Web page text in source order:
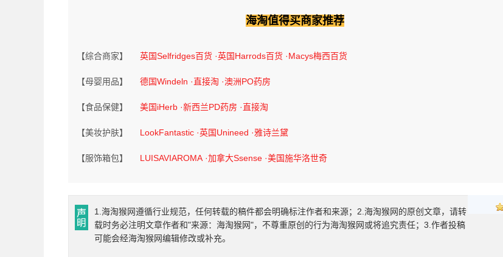
海淘值得买商家推荐
【综合商家】 英国Selfridges百货 ·英国Harrods百货 ·Macys梅西百货
【母婴用品】 德国Windeln ·直接淘 ·澳洲PO药房
【食品保健】 美国iHerb ·新西兰PD药房 ·直接淘
【美妆护肤】 LookFantastic ·英国Unineed ·雅诗兰黛
【服饰箱包】 LUISAVIAROMA ·加拿大Ssense ·美国施华洛世奇
1.海淘猴网遵循行业规范，任何转载的稿件都会明确标注作者和来源；2.海淘猴网的原创文章，请转
载时务必注明文章作者和"来源：海淘猴网"，不尊重原创的行为海淘猴网或将追究责任；3.作者投稿
可能会经海淘猴网编辑修改或补充。